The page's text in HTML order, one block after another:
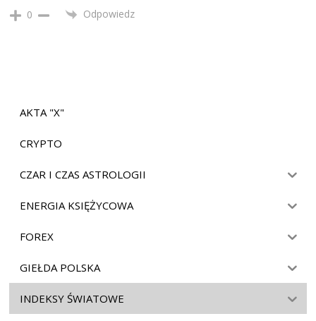
0 Odpowiedz
AKTA "X"
CRYPTO
CZAR I CZAS ASTROLOGII
ENERGIA KSIĘŻYCOWA
FOREX
GIEŁDA POLSKA
INDEKSY ŚWIATOWE